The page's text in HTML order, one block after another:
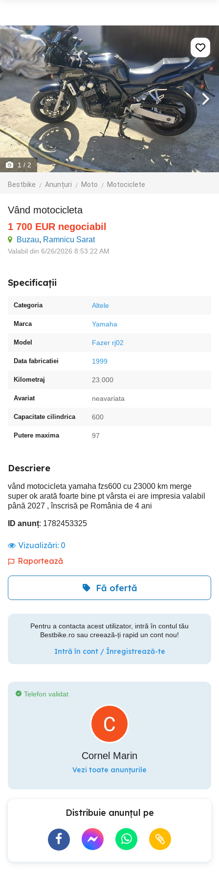
1 / 2
Bestbike Anunțuri Moto Motociclete
vând motocicleta
1 700 EUR negociabil
Buzau, Ramnicu Sarat
Valabil din 6/26/2026 8:53:22 AM
Specificații
Categoria Altele
Marca Yamaha
Model Fazer rj02
Data fabricatiei 1999
Kilometraj 23.000
Avariat neavariata
Capacitate cilindrica 600
Putere maxima 97
Descriere
vând motocicleta yamaha fzs600 cu 23000 km merge
super ok arată foarte bine pt vârsta ei are impresia valabil
până 2027 , înscrisă pe România de 4 ani
ID anunț: 1782453325
Vizualizări: 0
Raportează
Fă ofertă
Pentru a contacta acest utilizator, intră în contul tău
Bestbike.ro sau creează-ți rapid un cont nou!
Intră în cont / Înregistrează-te
Telefon validat
Cornel Marin
Vezi toate anunțurile
Distribuie anunțul pe